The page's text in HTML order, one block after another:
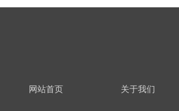
网站首页 关于我们